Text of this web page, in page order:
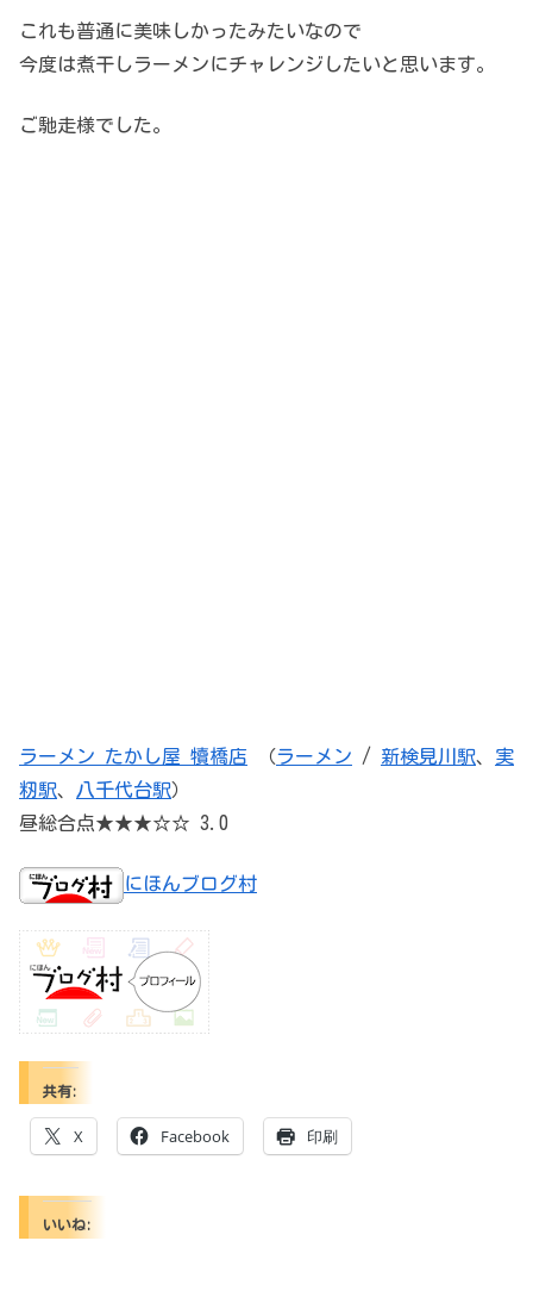
これも普通に美味しかったみたいなので
今度は煮干しラーメンにチャレンジしたいと思います。
ご馳走様でした。
ラーメン たかし屋 犢橋店 （ラーメン / 新検見川駅、 実
籾駅、 八千代台駅）
昼総合点★★★☆☆ 3.0
にほんブログ村
共有:
X Facebook 印刷
いいね: